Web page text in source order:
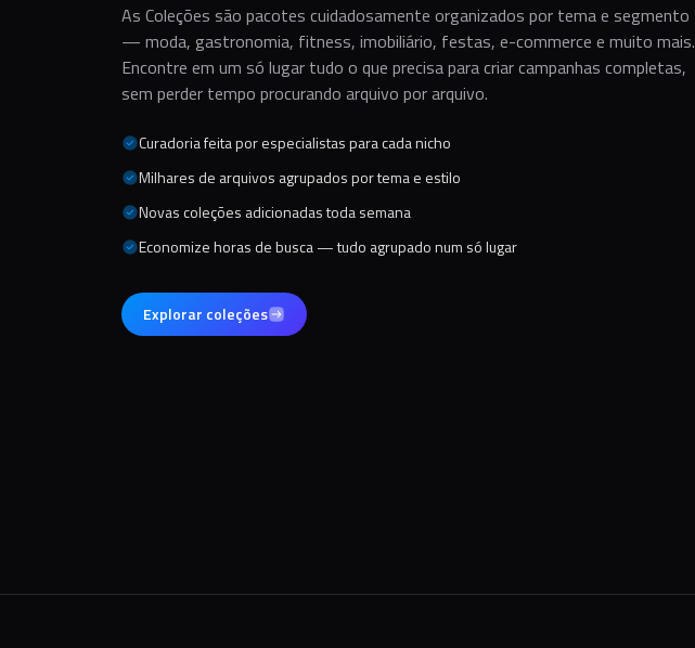
As Coleções são pacotes cuidadosamente organizados por tema e segmento
— moda, gastronomia, fitness, imobiliário, festas, e-commerce e muito mais.
Encontre em um só lugar tudo o que precisa para criar campanhas completas,
sem perder tempo procurando arquivo por arquivo.
Curadoria feita por especialistas para cada nicho
Milhares de arquivos agrupados por tema e estilo
Novas coleções adicionadas toda semana
Economize horas de busca — tudo agrupado num só lugar
Explorar coleções